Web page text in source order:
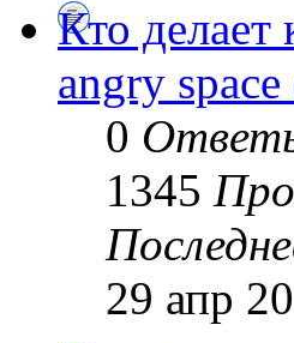
Кто делает
angry space
0
1345
29 апр